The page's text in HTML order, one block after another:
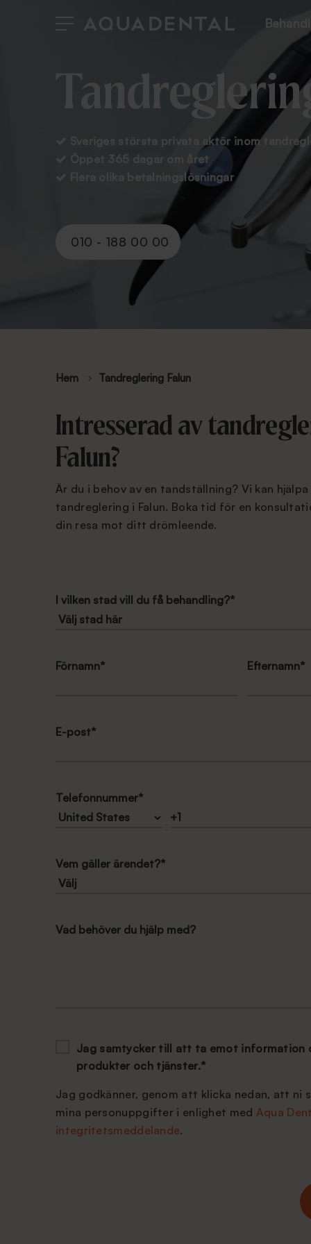
Sveriges största privata aktör inom
 Öppet 365 dagar om året
Flera olika betalningslösningar
010 - 188 00 00
Hem Tandreglering Falun
Intresserad av
Falun?
Är du i behov av en tandställning? Vi kan
tandreglering i Falun. Boka tid för en
din resa mot ditt drömleende.
I vilken stad vill du få behandling?*
Förnamn* Efternamn*
E-post*
Telefonnummer*
Vem gäller ärendet?*
Vad behöver du hjälp med?
Jag samtycker till att ta emot information
produkter och tjänster.*
Jag godkänner, genom att klicka nedan, att ni
mina personuppgifter i enlighet med Aqua
integritetsmeddelande.